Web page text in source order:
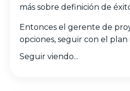
más sobre definición de
Entonces el gerente de
opciones, seguir con el plan
Seguir viendo...